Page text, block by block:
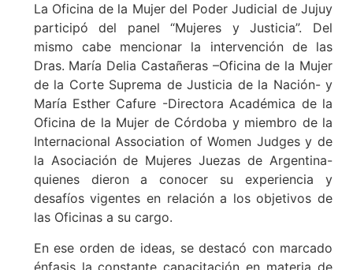
La Oficina de la Mujer del Poder Judicial de Jujuy
participó del panel “Mujeres y Justicia”. Del
mismo cabe mencionar la intervención de las
Dras. María Delia Castañeras –Oficina de la Mujer
de la Corte Suprema de Justicia de la Nación- y
María Esther Cafure -Directora Académica de la
Oficina de la Mujer de Córdoba y miembro de la
Internacional Association of Women Judges y de
la Asociación de Mujeres Juezas de Argentina-
quienes dieron a conocer su experiencia y
desafíos vigentes en relación a los objetivos de
las Oficinas a su cargo.
En ese orden de ideas, se destacó con marcado
énfasis la constante capacitación en materia de